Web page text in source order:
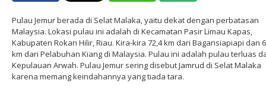
Pulau Jemur berada di Selat Malaka, yaitu dekat dengan perbatasan
Malaysia. Lokasi pulau ini adalah di Kecamatan Pasir Limau Kapas,
Kabupaten Rokan Hilir, Riau. Kira-kira 72,4 km dari Bagansiapiapi dan
km dari Pelabuhan Kiang di Malaysia. Pulau ini adalah pulau terluas
Kepulauan Arwah. Pulau Jemur sering disebut Jamrud di Selat Malaka
karena memang keindahannya yang tiada tara.